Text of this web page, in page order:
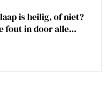
is heilig, of niet?
fout in door alle...